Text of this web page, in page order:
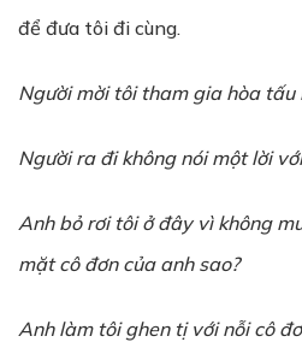
để đưa tôi đi cùng.
Người mời tôi tham gia hòa tấu
Người ra đi không nói một lời
Anh bỏ rơi tôi ở đây vì không
mặt cô đơn của anh sao?
Anh làm tôi ghen tị với nỗi cô